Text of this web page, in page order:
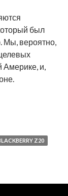
был
Мы, вероятно,
Америке, и,
Z20 «Rio»
Z20